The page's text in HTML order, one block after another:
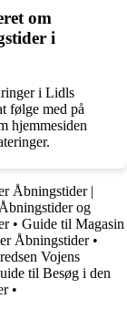
om
i
i Lidls
følge med på
hjemmesiden
Åbningstider |
og
• Guide til Magasin
Åbningstider•
Vojens
til Besøg i den
•